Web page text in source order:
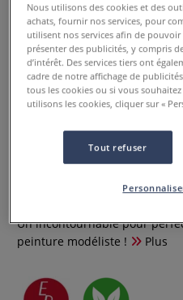
Set de 2
Léonard
0
Un incontournable pour
peinture modéliste !
Plus
Nous utilisons des cookies et des
achats, fournir nos services, pour
utilisent nos services afin de
présenter des publicités, y compris
d’intérêt. Des services tiers ont
cadre de notre affichage de
tous les cookies ou si vous
utilisons les cookies, cliquer sur «
Tout refuser